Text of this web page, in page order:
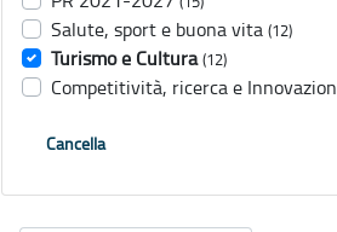
Salute, sport e buona vita (12)
Turismo e Cultura (12)
Competitività, ricerca e
Cancella